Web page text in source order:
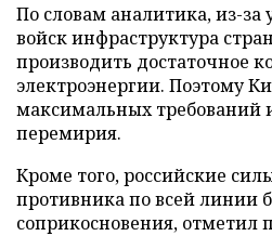
По словам аналитика, из-за
войск инфраструктура
производить достаточное
электроэнергии. Поэтому
максимальных требований
перемирия.
Кроме того, российские
противника по всей линии
соприкосновения, отметил